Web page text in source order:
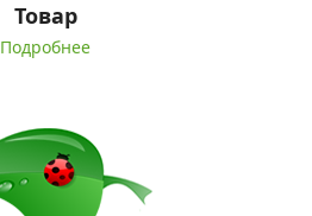
Товар
Подробнее